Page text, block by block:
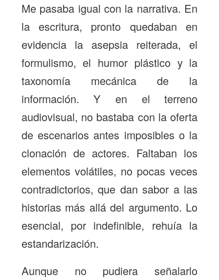
Me pasaba igual con la narrativa. En
la escritura, pronto quedaban en
evidencia la asepsia reiterada, el
formulismo, el humor plástico y la
taxonomía mecánica de la
información. Y en el terreno
audiovisual, no bastaba con la oferta
de escenarios antes imposibles o la
clonación de actores. Faltaban los
elementos volátiles, no pocas veces
contradictorios, que dan sabor a las
historias más allá del argumento. Lo
esencial, por indefinible, rehuía la
estandarización.
Aunque no pudiera señalarlo